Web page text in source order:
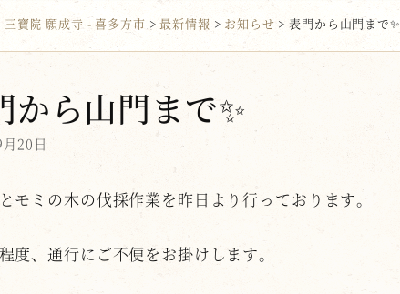
寶院 願成寺 - 喜多方市 >最新情報 > お知らせ >表門から山門まで✨
から山門まで✨
20日
モミの木の伐採作業を昨日より行っております。
度、通行にご不便をお掛けします。